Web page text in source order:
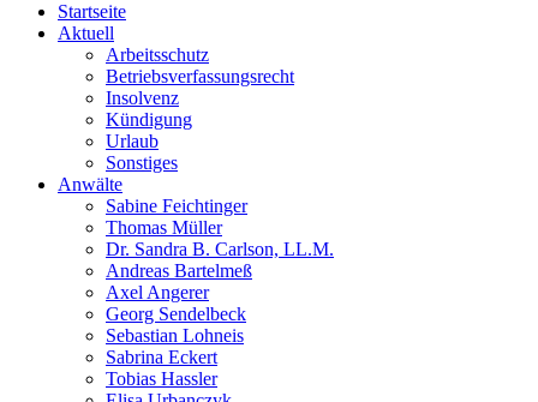
Startseite
Aktuell
Arbeitsschutz
Betriebsverfassungsrecht
Insolvenz
Kündigung
Urlaub
Sonstiges
Anwälte
Sabine Feichtinger
Thomas Müller
Dr. Sandra B. Carlson, LL.M.
Andreas Bartelmeß
Axel Angerer
Georg Sendelbeck
Sebastian Lohneis
Sabrina Eckert
Tobias Hassler